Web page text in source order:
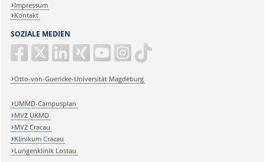
SOZIALE MEDIEN
Otto-von-Guericke-Universität Magdeburg
Impressum
Kontakt
UMMD-Campusplan
MVZ UKMD
MVZ Cracau
Klinikum Cracau
Lungenklinik Lostau